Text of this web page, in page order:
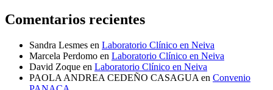
Comentarios recientes
Sandra Lesmes en Laboratorio Clínico en Neiva
Marcela Perdomo en Laboratorio Clínico en Neiva
David Zoque en Laboratorio Clínico en Neiva
PAOLA ANDREA CEDEÑO CASAGUA en Convenio